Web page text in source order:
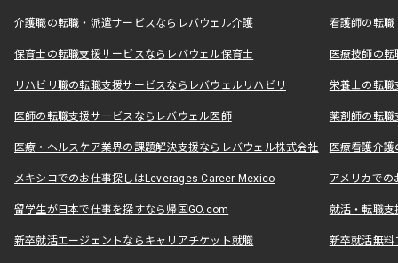
介護職の転職・派遣サービスならレバウェル介護 看護師の転
保育士の転職支援サービスならレバウェル保育士 医療技師の
リハビリ職の転職支援サービスならレバウェルリハビリ 栄養士の転
医師の転職支援サービスならレバウェル医師 薬剤師の転
医療・ヘルスケア業界の課題解決支援ならレバウェル株式会社 医療看護介
メキシコでのお仕事探しはLeverages Career Mexico アメリカで
留学生が日本で仕事を探すなら帰国GO.com 就活・転職
新卒就活エージェントならキャリアチケット就職 新卒就活無料